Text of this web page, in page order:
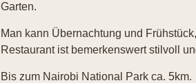
Garten.
Man kann Übernachtung und
Restaurant ist bemerkenswert stilvoll
Bis zum Nairobi National Park ca.